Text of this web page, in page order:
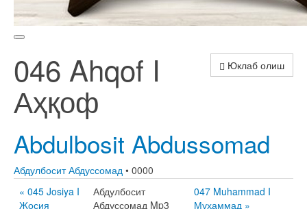
Юклаб олиш
046 Ahqof I
Аҳқоф
Abdulbosit Abdussomad
Абдулбосит Абдуссомад • 0000
« 045 Josiya I
Жосия
Абдулбосит
Абдуссомад Mp3
047 Muhammad I
Муҳаммад »